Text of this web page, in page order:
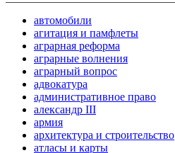
автомобили
агитация и памфлеты
аграрная реформа
аграрные волнения
аграрный вопрос
адвокатура
административное право
александр III
армия
архитектура и строительство
атласы и карты